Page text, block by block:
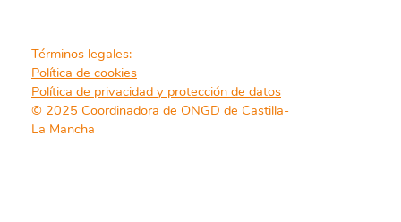
Términos legales:
Política de cookies
Política de privacidad y protección de datos
© 2025 Coordinadora de ONGD de Castilla-
La Mancha